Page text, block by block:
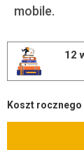
mobile.
12
Koszt